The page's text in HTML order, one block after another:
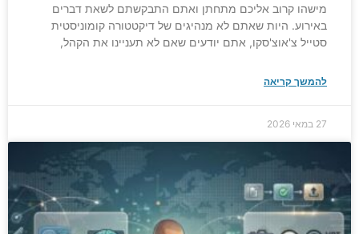
מישהו קרוב אליכם מתחתן ואתם התבקשתם לשאת דברים
באירוע. היות שאתם לא מנהיגים של דיקטטורה קומוניסטית
סטייל צ'אוצ'סקו, אתם יודעים שאם לא תעניינו את הקהל,
להמשך קריאה
27 במאי 2026